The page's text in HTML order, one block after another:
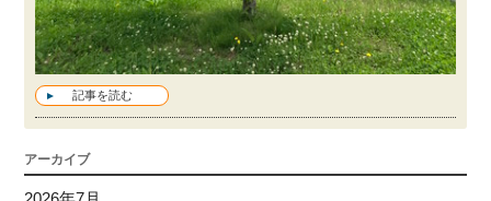
記事を読む
アーカイブ